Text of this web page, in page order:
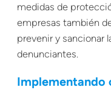
medidas de
empresas también
prevenir y sancionar
denunciantes.
Implementando